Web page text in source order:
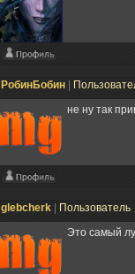
РобинБобин
не ну так
glebcherk Пользователь
Это самый